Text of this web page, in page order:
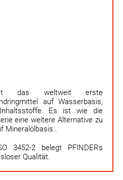
weltweit erste
auf Wasserbasis,
Es ist wie die
eine weitere Alternative zu
Mineral­öl­basis..
3452-2 belegt PFINDERs
Qualität.